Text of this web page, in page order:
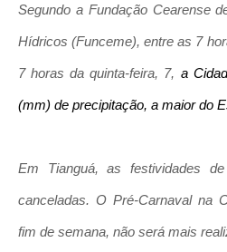
Segundo a Fundação Cearense
Hídricos (Funceme), entre as 7
7 horas da quinta-feira, 7, a
(mm) de precipitação, a maior do
Em Tianguá, as festividades
canceladas. O Pré-Carnaval na
fim de semana, não será mais